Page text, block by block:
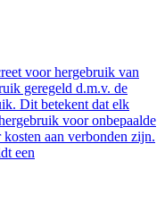
voor hergebruik van
geregeld d.m.v. de
Dit betekent dat elk
voor onbepaalde
aan verbonden zijn.
een